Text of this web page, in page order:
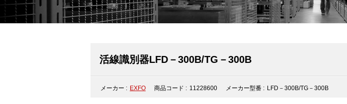
活線識別器LFD－300B/TG－300B
メーカー : EXFO 商品コード : 11228600 メーカー型番 : LFD－300B/TG－300B